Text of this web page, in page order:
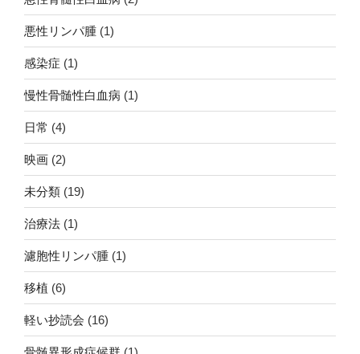
悪性リンパ腫 (1)
感染症 (1)
慢性骨髄性白血病 (1)
日常 (4)
映画 (2)
未分類 (19)
治療法 (1)
濾胞性リンパ腫 (1)
移植 (6)
軽い抄読会 (16)